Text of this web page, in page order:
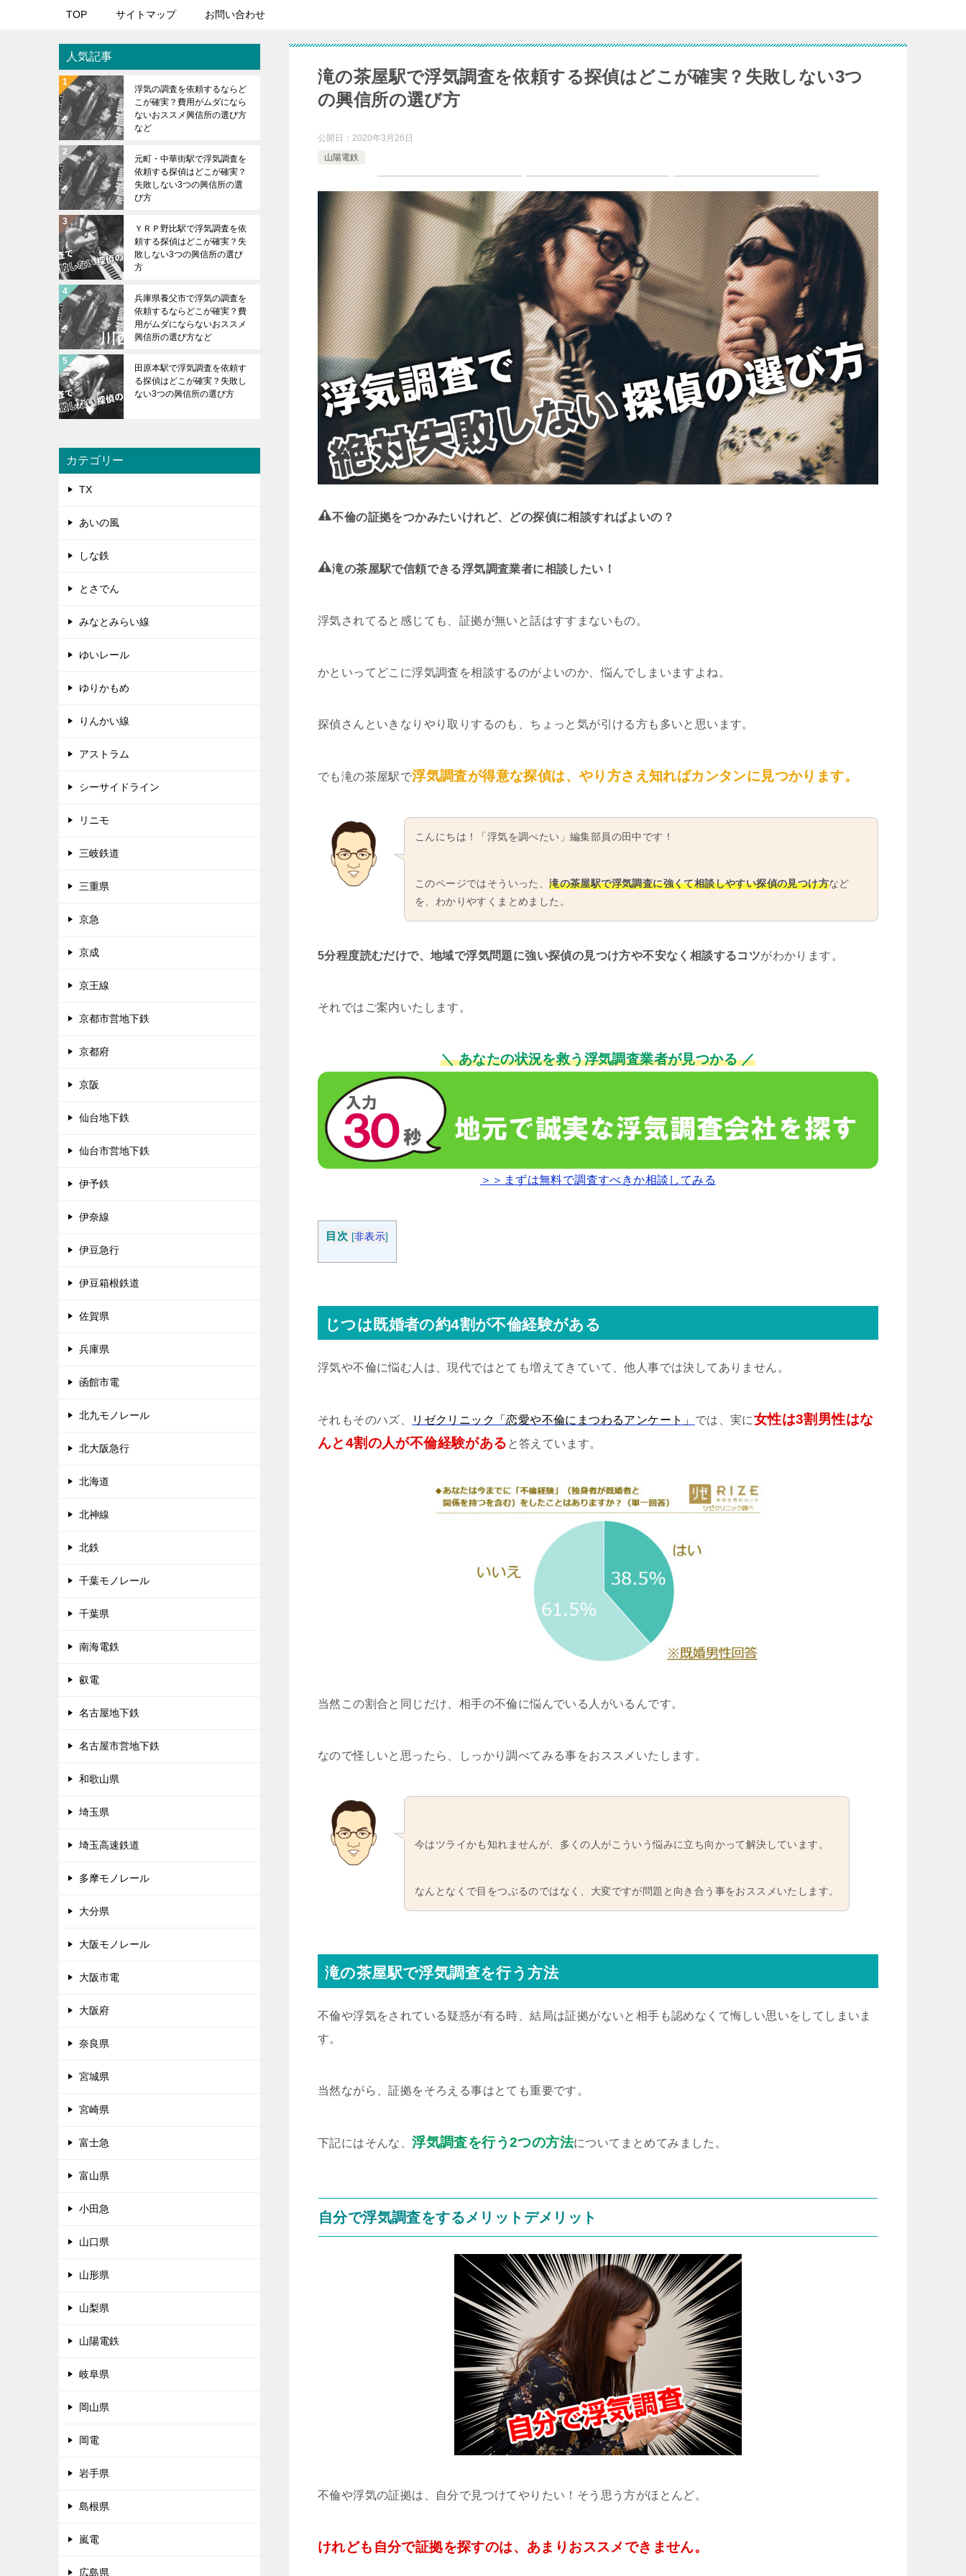
TOP サイトマップ お問い合わせ
滝の茶屋駅で浮気調査を依頼する探偵はどこが確実？失敗しない3つ
の興信所の選び方
公開日： 2020年3月26日
山陽電鉄
不倫の証拠をつかみたいけれど、どの探偵に相談すればよいの？
滝の茶屋駅で信頼できる浮気調査業者に相談したい！
浮気されてると感じても、証拠が無いと話はすすまないもの。
かといってどこに浮気調査を相談するのがよいのか、悩んでしまいますよね。
探偵さんといきなりやり取りするのも、ちょっと気が引ける方も多いと思います。
でも滝の茶屋駅で浮気調査が得意な探偵は、やり方さえ知ればカンタンに見つかります。
こんにちは！「浮気を調べたい」編集部員の田中です！
このページではそういった、滝の茶屋駅で浮気調査に強くて相談しやすい探偵の見つけ方など
を、わかりやすくまとめました。
5分程度読むだけで、地域で浮気問題に強い探偵の見つけ方や不安なく相談するコツがわかります。
それではご案内いたします。
＼ あなたの状況を救う浮気調査業者が見つかる ／
＞＞まずは無料で調査すべきか相談してみる
目次 [非表示]
じつは既婚者の約4割が不倫経験がある
浮気や不倫に悩む人は、現代ではとても増えてきていて、他人事では決してありません。
それもそのハズ、 リゼクリニック「恋愛や不倫にまつわるアンケート」 では、実に女性は3割男性はな
んと4割の人が不倫経験がある と答えています。
当然この割合と同じだけ、相手の不倫に悩んでいる人がいるんです。
なので怪しいと思ったら、しっかり調べてみる事をおススメいたします。
今はツライかも知れませんが、多くの人がこういう悩みに立ち向かって解決しています。
なんとなくで目をつぶるのではなく、大変ですが問題と向き合う事をおススメいたします。
滝の茶屋駅で浮気調査を行う方法
不倫や浮気をされている疑惑が有る時、結局は証拠がないと相手も認めなくて悔しい思いをしてしまいま
す。
当然ながら、証拠をそろえる事はとても重要です。
下記にはそんな、浮気調査を行う2つの方法についてまとめてみました。
自分で浮気調査をするメリットデメリット
不倫や浮気の証拠は、自分で見つけてやりたい！そう思う方がほとんど。
けれども自分で証拠を探すのは、あまりおススメできません。
人気記事
浮気の調査を依頼するならど
こが確実？費用がムダになら
ないおススメ興信所の選び方
など
元町・中華街駅で浮気調査を
依頼する探偵はどこが確実？
失敗しない3つの興信所の選
び方
ＹＲＰ野比駅で浮気調査を依
頼する探偵はどこが確実？失
敗しない3つの興信所の選び
方
兵庫県養父市で浮気の調査を
依頼するならどこが確実？費
用がムダにならないおススメ
興信所の選び方など
田原本駅で浮気調査を依頼す
る探偵はどこが確実？失敗し
ない3つの興信所の選び方
カテゴリー
TX
あいの風
しな鉄
とさでん
みなとみらい線
ゆいレール
ゆりかもめ
りんかい線
アストラム
シーサイドライン
リニモ
三岐鉄道
三重県
京急
京成
京王線
京都市営地下鉄
京都府
京阪
仙台地下鉄
仙台市営地下鉄
伊予鉄
伊奈線
伊豆急行
伊豆箱根鉄道
佐賀県
兵庫県
函館市電
北九モノレール
北大阪急行
北海道
北神線
北鉄
千葉モノレール
千葉県
南海電鉄
叡電
名古屋地下鉄
名古屋市営地下鉄
和歌山県
埼玉県
埼玉高速鉄道
多摩モノレール
大分県
大阪モノレール
大阪市電
大阪府
奈良県
宮城県
宮崎県
富士急
富山県
小田急
山口県
山形県
山梨県
山陽電鉄
岐阜県
岡山県
岡電
岩手県
島根県
嵐電
広島県